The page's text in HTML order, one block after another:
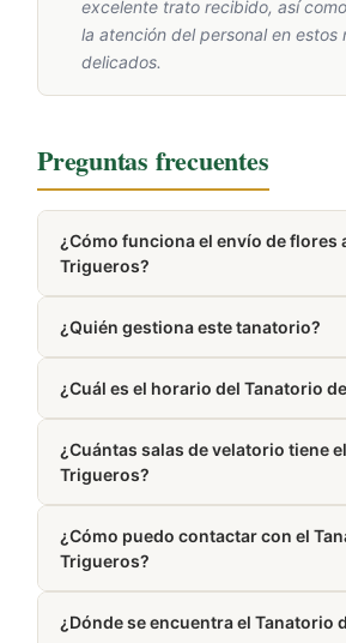
excelente trato recibido, así
la atención del personal en estos
delicados.
Preguntas frecuentes
¿Cómo funciona el envío de flores
Trigueros?
que elaboran y entregan tu pedido
el tanatorio.
¿Quién gestiona este tanatorio?
¿Cuál es el horario del Tanatorio
semana.
¿Cuántas salas de velatorio tiene
Trigueros?
¿Cómo puedo contactar con el
Trigueros?
aparece en la sección Cómo llegar
¿Dónde se encuentra el Tanatorio